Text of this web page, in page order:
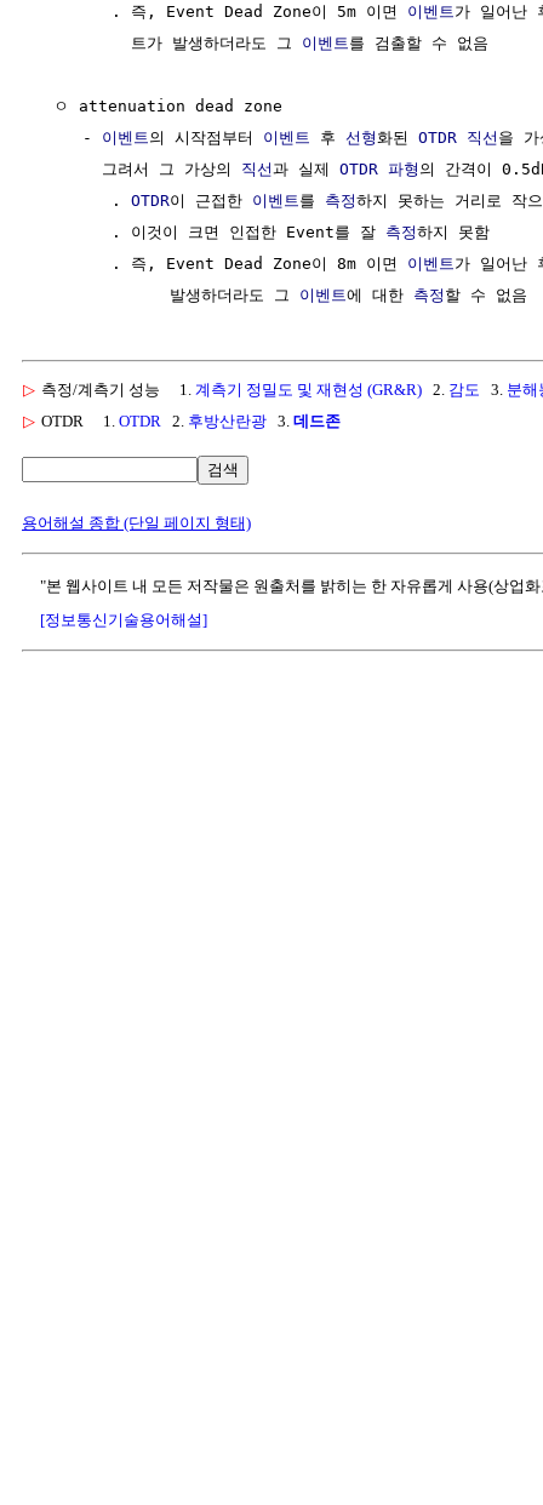
        . 즉, Event Dead Zone이 5m 이면
이벤트 가 일어난
          트가 발생하더라도 그
이벤트 를 검출할 수 없음
  ㅇ attenuation dead zone
     -
이벤트 의 시작점부터 이벤트 후 선형 화된 OTDR 직선 을
       그려서 그 가상의
직선과 실제 OTDR 파형 의 간격이
        .
OTDR이 근접한 이벤트 를 측정하지 못하는 거리로 작
        . 이것이 크면 인접한 Event를 잘
측정하지 못함
        . 즉, Event Dead Zone이 8m 이면
이벤트 가 일어난
              발생하더라도 그
이벤트에 대한 측정
▷ 측정/계측기 성능 1. 계측기 정밀도 및 재현성 (GR&R) 2. 감도 3. 분해
▷ OTDR 1. OTDR 2. 후방산란광 3. 데드존
검색
용어해설 종합 (단일 페이지 형태)
"본 웹사이트 내 모든 저작물은 원출처를 밝히는 한 자유롭게 사용(상업
[정보통신기술용어해설]